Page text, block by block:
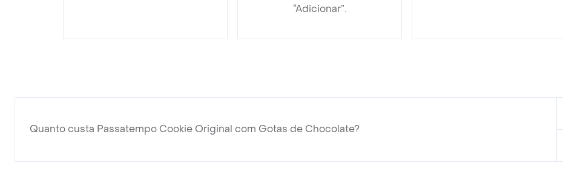
“Adicionar”.
Quanto custa Passatempo Cookie Original com Gotas de Chocolate?